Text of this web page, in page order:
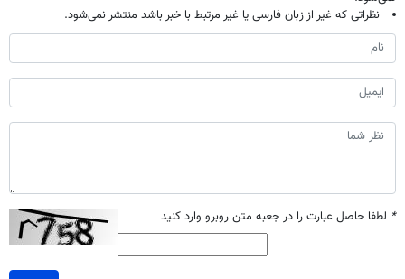
نظراتی که غیر از زبان فارسی یا غیر مرتبط با خبر باشد منتشر نمی‌شود.
* لطفا حاصل عبارت را در جعبه متن روبرو وارد کنید